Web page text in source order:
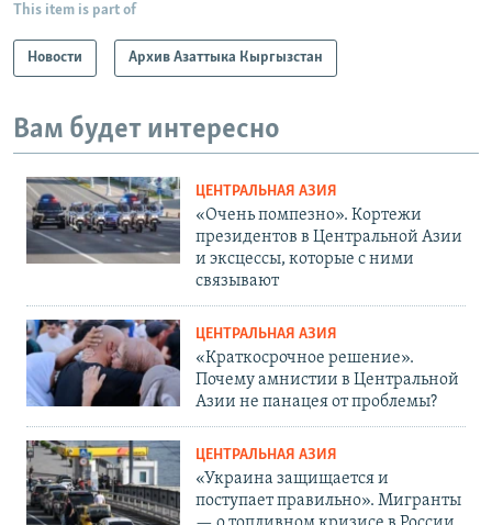
This item is part of
Новости Архив Азаттыка Кыргызстан
Вам будет интересно
ЦЕНТРАЛЬНАЯ АЗИЯ
«Очень помпезно». Кортежи
президентов в Центральной Азии
и эксцессы, которые с ними
связывают
ЦЕНТРАЛЬНАЯ АЗИЯ
«Краткосрочное решение».
Почему амнистии в Центральной
Азии не панацея от проблемы?
ЦЕНТРАЛЬНАЯ АЗИЯ
«Украина защищается и
поступает правильно». Мигранты